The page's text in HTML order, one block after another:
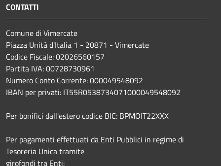
CONTATTI
Comune di Vimercate
Piazza Unità d'Italia 1 - 20871 - Vimercate
Codice Fiscale: 02026560157
Partita IVA: 00728730961
Numero Conto Corrente: 000049548092
IBAN per privati: IT55R0538734071000049548092
Per bonifici dall'estero codice BIC: BPMOIT22XXX
Per pagamenti effettuati da Enti Pubblici in regime di
Tesoreria Unica tramite
girofondi tra Enti: